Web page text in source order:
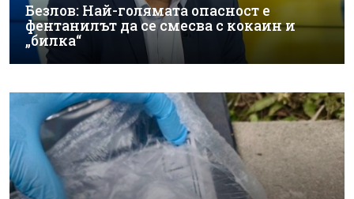
Безлов: Най-голямата опасност е
фентанилът да се смесва с кокаин и
„билка“